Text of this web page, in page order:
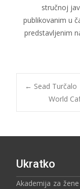
stručnoj
publikovanim u
predstavljenim
← Sead Turčalo
World
Ukratko
Akademija za